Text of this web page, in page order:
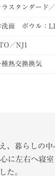
ラスタンダード
洗面 ボウル：
／NJ1
種熱交換換気
、暮らしの
に左右へ寝
た。